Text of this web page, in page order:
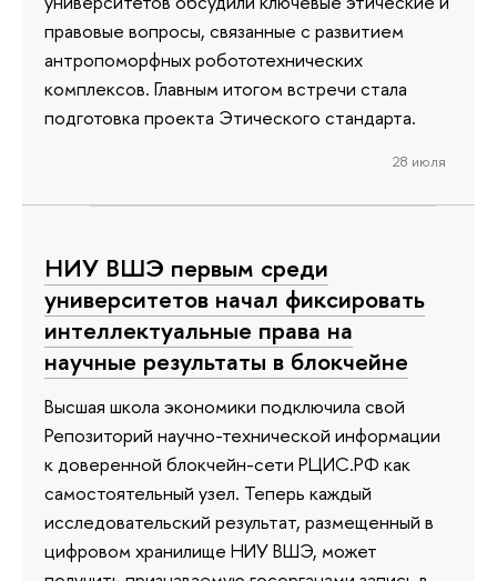
правовые вопросы, связанные с развитием
антропоморфных робототехнических
комплексов. Главным итогом встречи стала
подготовка проекта Этического стандарта.
28 июля
НИУ ВШЭ первым среди
университетов начал фиксировать
интеллектуальные права на
научные результаты в блокчейне
Высшая школа экономики подключила свой
Репозиторий научно-технической информации
к доверенной блокчейн-сети РЦИС.РФ как
самостоятельный узел. Теперь каждый
исследовательский результат, размещенный в
цифровом хранилище НИУ ВШЭ, может